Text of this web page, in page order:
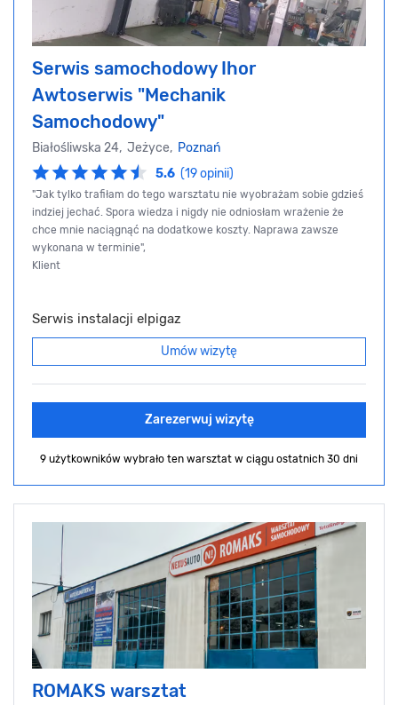
Serwis samochodowy Ihor
Awtoserwis "Mechanik
Samochodowy"
Białośliwska 24, Jeżyce, Poznań
5.6 (19 opinii)
"Jak tylko trafiłam do tego warsztatu nie wyobrażam sobie gdzieś
indziej jechać. Spora wiedza i nigdy nie odniosłam wrażenie że
chce mnie naciągnąć na dodatkowe koszty. Naprawa zawsze
wykonana w terminie",
Klient
Serwis instalacji elpigaz
Umów wizytę
Zarezerwuj wizytę
9 użytkowników wybrało ten warsztat w ciągu ostatnich 30 dni
ROMAKS warsztat